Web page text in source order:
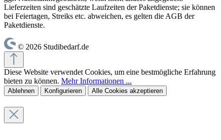
Lieferzeiten sind geschätzte Laufzeiten der Paketdienste; sie können
bei Feiertagen, Streiks etc. abweichen, es gelten die AGB der
Paketdienste.
© 2026 Studibedarf.de
Diese Website verwendet Cookies, um eine bestmögliche Erfahrung
bieten zu können. Mehr Informationen ...
Ablehnen Konfigurieren Alle Cookies akzeptieren